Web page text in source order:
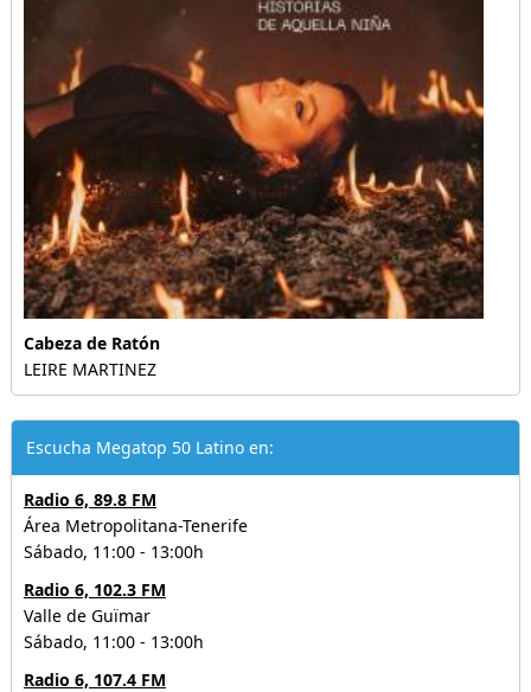
Cabeza de Ratón
LEIRE MARTINEZ
Escucha Megatop 50 Latino en:
Radio 6, 89.8 FM
Área Metropolitana-Tenerife
Sábado, 11:00 - 13:00h
Radio 6, 102.3 FM
Valle de Guïmar
Sábado, 11:00 - 13:00h
Radio 6, 107.4 FM